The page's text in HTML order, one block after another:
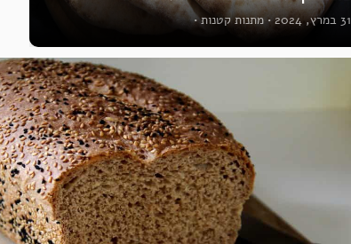
31 במרץ, 2024 • מתנות קטנות •